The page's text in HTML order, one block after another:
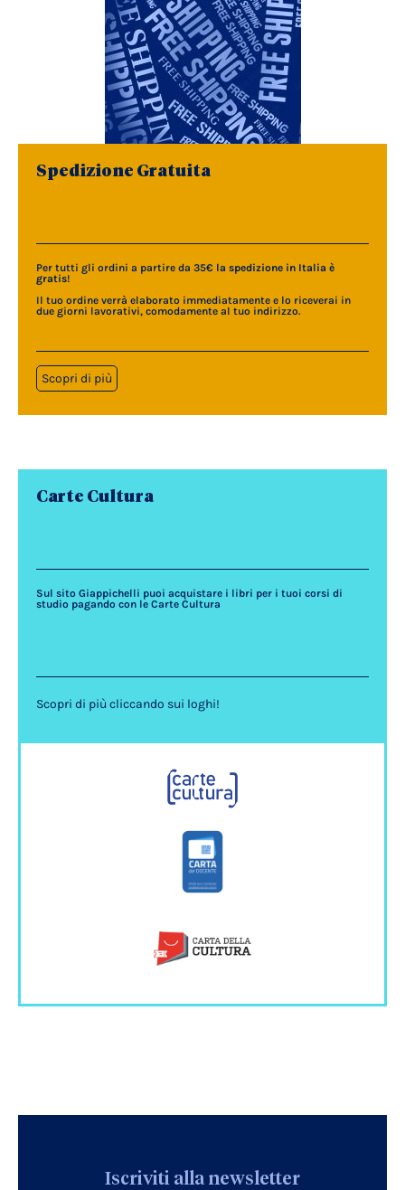
Spedizione Gratuita
Per tutti gli ordini a partire da 35€ la spedizione in Italia è
gratis!
Il tuo ordine verrà elaborato immediatamente e lo riceverai in
due giorni lavorativi, comodamente al tuo indirizzo.
Scopri di più
Carte Cultura
Sul sito Giappichelli puoi acquistare i libri per i tuoi corsi di
studio pagando con le Carte Cultura
Scopri di più cliccando sui loghi!
Iscriviti alla newsletter